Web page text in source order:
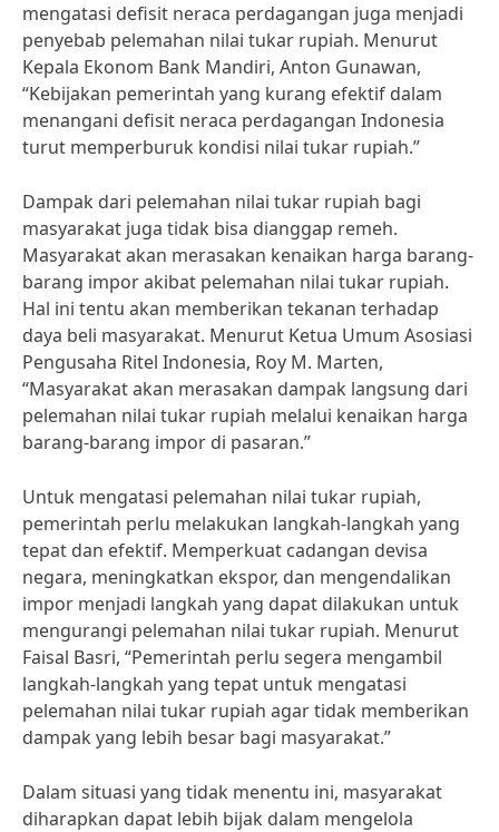
mengatasi defisit neraca perdagangan juga menjadi
penyebab pelemahan nilai tukar rupiah. Menurut
Kepala Ekonom Bank Mandiri, Anton Gunawan,
“Kebijakan pemerintah yang kurang efektif dalam
menangani defisit neraca perdagangan Indonesia
turut memperburuk kondisi nilai tukar rupiah.”
Dampak dari pelemahan nilai tukar rupiah bagi
masyarakat juga tidak bisa dianggap remeh.
Masyarakat akan merasakan kenaikan harga barang-
barang impor akibat pelemahan nilai tukar rupiah.
Hal ini tentu akan memberikan tekanan terhadap
daya beli masyarakat. Menurut Ketua Umum Asosiasi
Pengusaha Ritel Indonesia, Roy M. Marten,
“Masyarakat akan merasakan dampak langsung dari
pelemahan nilai tukar rupiah melalui kenaikan harga
barang-barang impor di pasaran.”
Untuk mengatasi pelemahan nilai tukar rupiah,
pemerintah perlu melakukan langkah-langkah yang
tepat dan efektif. Memperkuat cadangan devisa
negara, meningkatkan ekspor, dan mengendalikan
impor menjadi langkah yang dapat dilakukan untuk
mengurangi pelemahan nilai tukar rupiah. Menurut
Faisal Basri, “Pemerintah perlu segera mengambil
langkah-langkah yang tepat untuk mengatasi
pelemahan nilai tukar rupiah agar tidak memberikan
dampak yang lebih besar bagi masyarakat.”
Dalam situasi yang tidak menentu ini, masyarakat
diharapkan dapat lebih bijak dalam mengelola